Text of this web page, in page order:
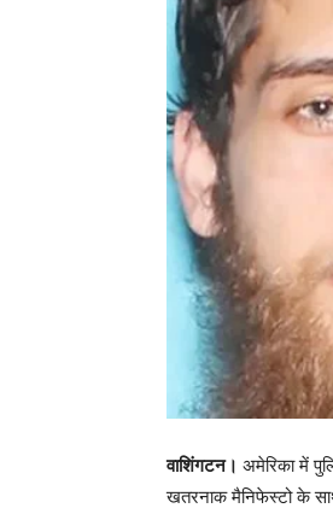
वाशिंगटन। अमेरिका में
खतरनाक मैनिफेस्टो के